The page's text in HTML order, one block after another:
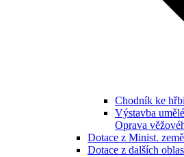
Chodník ke
Výstavba
Oprava
Dotace z Minist.
Dotace z dalších